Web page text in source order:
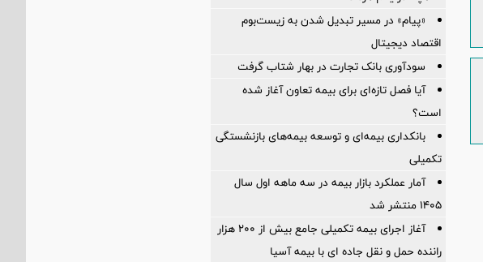
«پیام» در مسیر تبدیل شدن به زیست‌بوم
اقتصاد دیجیتال
سودآوری بانک تجارت در بهار شتاب گرفت
آیا فصل تازه‌ای برای بیمه تعاون آغاز شده
است؟
بانکداری بیمه‌ای و توسعه بیمه‌های بازنشستگی
تکمیلی
آمار عملكرد بازار بیمه در سه ماهه اول سال
1405 منتشر شد
آغاز اجرای بیمه تکمیلی جامع بیش از ۲۰۰ هزار
راننده حمل و نقل جاده ای با بیمه آسیا